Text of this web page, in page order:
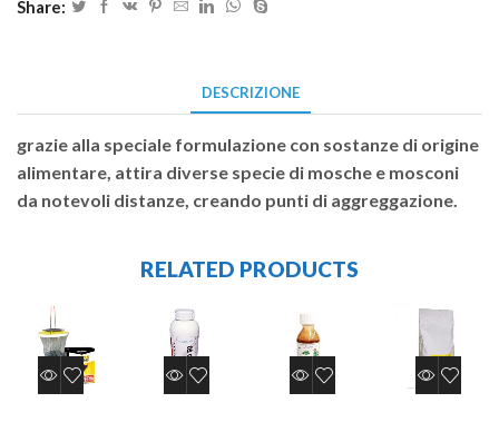
Share:
DESCRIZIONE
grazie alla speciale formulazione con sostanze di origine
alimentare, attira diverse specie di mosche e mosconi
da notevoli distanze, creando punti di aggreggazione.
RELATED PRODUCTS